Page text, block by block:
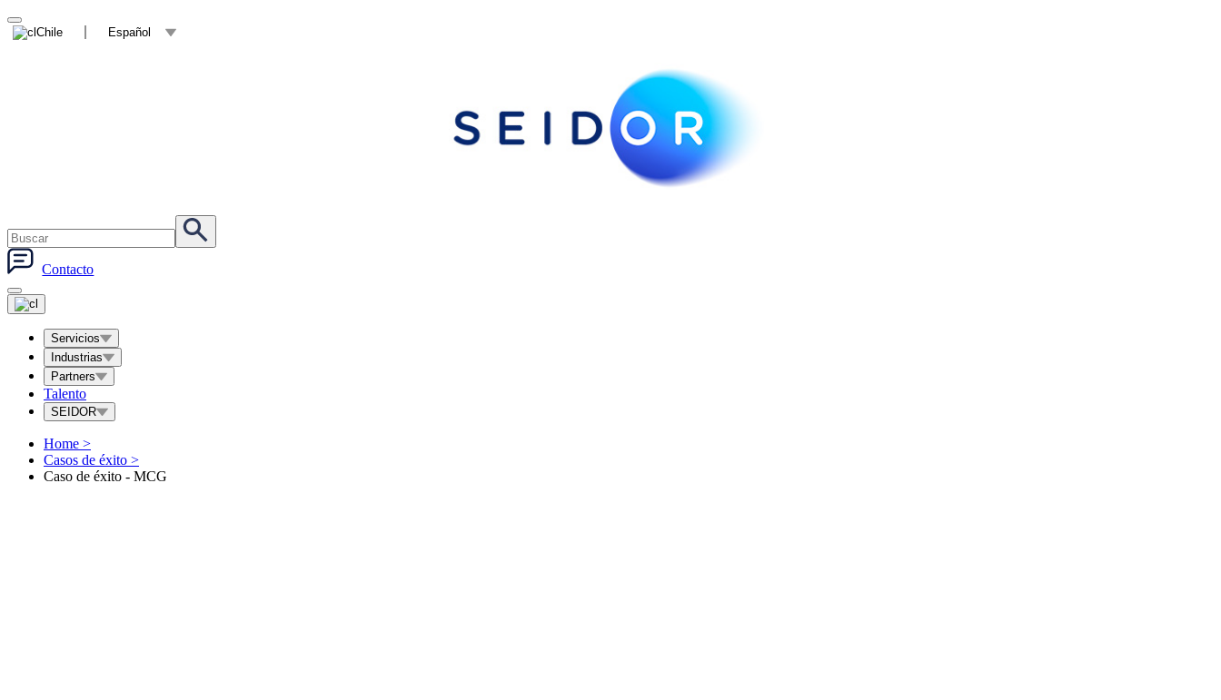
Chile Español
Contacto
Servicios
Industrias
Partners
Talento
SEIDOR
Home >
Casos de éxito >
Caso de éxito - MCG